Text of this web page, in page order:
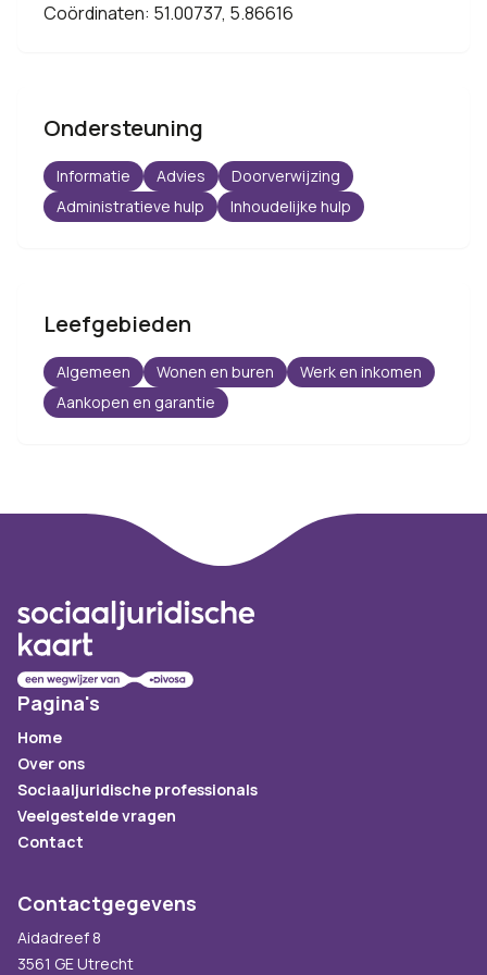
Coördinaten: 51.00737, 5.86616
Ondersteuning
Informatie Advies
Doorverwijzing
Administratieve hulp
Inhoudelijke hulp
Leefgebieden
Algemeen Wonen en buren
Werk en inkomen
Aankopen en garantie
Pagina's
Home
Over ons
Sociaaljuridische professionals
Veelgestelde vragen
Contact
Contactgegevens
Aidadreef 8
3561 GE Utrecht